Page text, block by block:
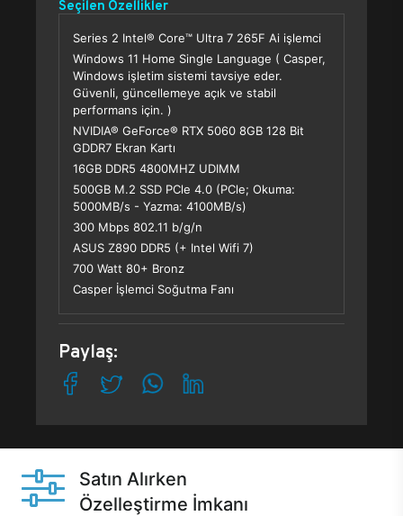
Seçilen Özellikler
Series 2 Intel® Core™ Ultra 7 265F Ai işlemci
Windows 11 Home Single Language ( Casper,
Windows işletim sistemi tavsiye eder.
Güvenli, güncellemeye açık ve stabil
performans için. )
NVIDIA® GeForce® RTX 5060 8GB 128 Bit
GDDR7 Ekran Kartı
16GB DDR5 4800MHZ UDIMM
500GB M.2 SSD PCle 4.0 (PCle; Okuma:
5000MB/s - Yazma: 4100MB/s)
300 Mbps 802.11 b/g/n
ASUS Z890 DDR5 (+ Intel Wifi 7)
700 Watt 80+ Bronz
Casper İşlemci Soğutma Fanı
Paylaş:
Satın Alırken
Özelleştirme İmkanı